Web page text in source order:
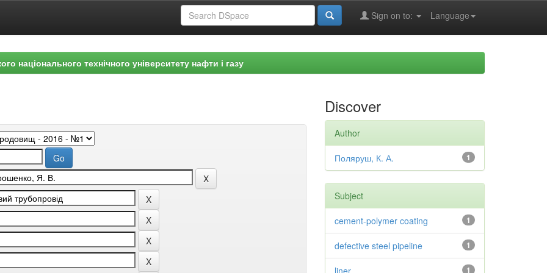
Language
Sign on to:
національного технічного університету нафти і газу
Discover
Author
1
Поляруш, К. А.
Subject
1
cement-polymer coating
1
defective steel pipeline
1
liner